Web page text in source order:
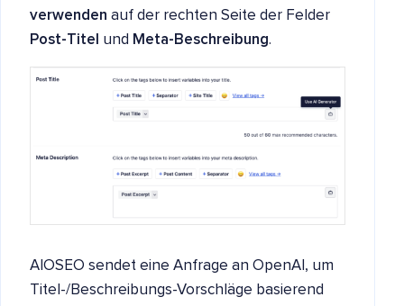
verwenden auf der rechten Seite der Felder
Post-Titel und Meta-Beschreibung.
AIOSEO sendet eine Anfrage an OpenAI, um
Titel-/Beschreibungs-Vorschläge basierend